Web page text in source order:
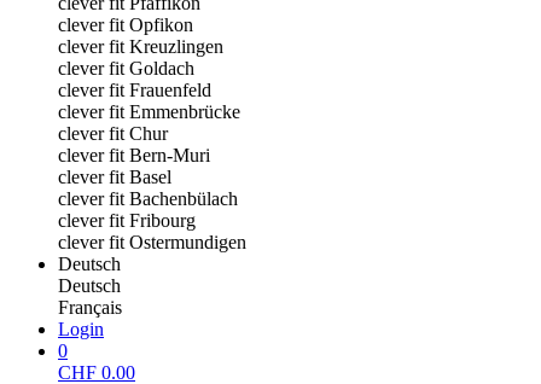
clever fit Opfikon
clever fit Kreuzlingen
clever fit Goldach
clever fit Frauenfeld
clever fit Emmenbrücke
clever fit Chur
clever fit Bern-Muri
clever fit Basel
clever fit Bachenbülach
clever fit Fribourg
clever fit Ostermundigen
Deutsch
Deutsch
Français
Login
0
CHF 0.00